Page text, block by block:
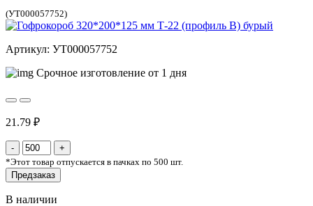
(УТ000057752)
Артикул: УТ000057752
Срочное изготовление от 1 дня
21.79 ₽
*Этот товар отпускается в пачках по 500 шт.
Предзаказ
В наличии